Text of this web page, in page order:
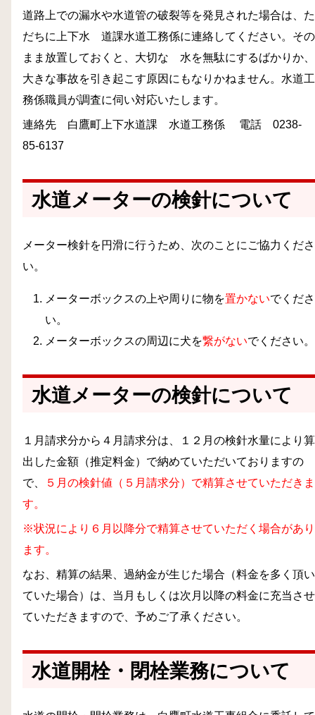
道路上での漏水や水道管の破裂等を発見された場合は、た
だちに上下水 道課水道工務係に連絡してください。その
まま放置しておくと、大切な 水を無駄にするばかりか、
大きな事故を引き起こす原因にもなりかねません。水道工
務係職員が調査に伺い対応いたします。
連絡先 白鷹町上下水道課 水道工務係 電話 0238-
85-6137
水道メーターの検針について
メーター検針を円滑に行うため、次のことにご協力くださ
い。
メーターボックスの上や周りに物を置かないでくださ
い。
メーターボックスの周辺に犬を繋がないでください。
水道メーターの検針について
１月請求分から４月請求分は、１２月の検針水量により算
出した金額（推定料金）で納めていただいておりますの
で、
５月の検針値（５月請求分）で精算させていただきま
す。
※状況により６月以降分で精算させていただく場合があり
ます。
なお、精算の結果、過納金が生じた場合（料金を多く頂い
ていた場合）は、当月もしくは次月以降の料金に充当させ
ていただきますので、予めご了承ください。
水道開栓・閉栓業務について